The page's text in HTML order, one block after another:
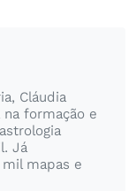
Cláudia
formação e
Já
mapas e